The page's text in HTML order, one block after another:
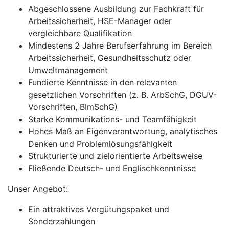
Abgeschlossene Ausbildung zur Fachkraft für
Arbeitssicherheit, HSE-Manager oder
vergleichbare Qualifikation
Mindestens 2 Jahre Berufserfahrung im Bereich
Arbeitssicherheit, Gesundheitsschutz oder
Umweltmanagement
Fundierte Kenntnisse in den relevanten
gesetzlichen Vorschriften (z. B. ArbSchG, DGUV-
Vorschriften, BImSchG)
Starke Kommunikations- und Teamfähigkeit
Hohes Maß an Eigenverantwortung, analytisches
Denken und Problemlösungsfähigkeit
Strukturierte und zielorientierte Arbeitsweise
Fließende Deutsch- und Englischkenntnisse
Unser Angebot:
Ein attraktives Vergütungspaket und
Sonderzahlungen